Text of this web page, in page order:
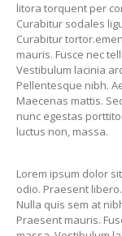
litora torquent per
Curabitur sodales
Curabitur
mauris. Fusce nec
Vestibulum lacinia
Pellentesque nibh.
Maecenas mattis.
nunc egestas
luctus non, massa.
Lorem ipsum dolor
odio. Praesent
Nulla quis sem at
Praesent mauris.